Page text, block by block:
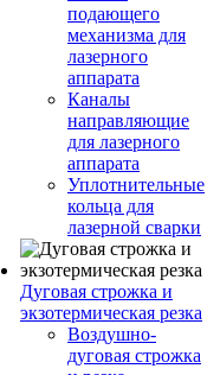
подающего
механизма для
лазерного
аппарата
Каналы
направляющие
для лазерного
аппарата
Уплотнительные
кольца для
лазерной сварки
Дуговая строжка и
экзотермическая резка
Воздушно-
дуговая строжка